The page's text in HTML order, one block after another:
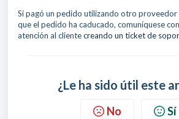
Si pagó un pedido utilizando otro proveedor
que el pedido ha caducado, comuníquese
atención al clientecreando un ticket de
¿Le ha sido útil este
No Sí